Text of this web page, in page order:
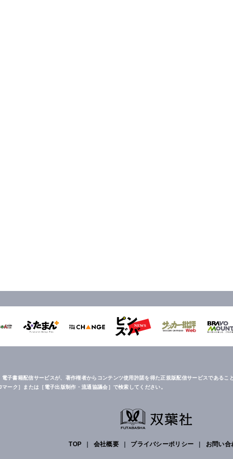
子書籍配信サービスが、著作権者からコンテンツ使用許諾を得た正規版配信サービスであるこ
ーク］または［電子出版制作・流通協議会］で検索してください。
TOP 会社概要 プライバシーポリシー お問い合